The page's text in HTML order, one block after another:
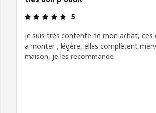
Évaluation: 5 sur 5 étoiles.
5
je suis très contente de mon achat,
a monter , légère, elles complètent
maison, je les recommande